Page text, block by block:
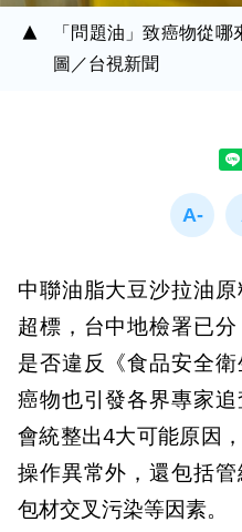
「問題油」致癌物從
圖／台視新聞
中聯油脂大豆沙拉油原
超標，台中地檢署已
是否違反《食品安全
癌物也引發各界專家
會統整出4大可能原因
操作異常外，還包括
包材交叉污染等因素。